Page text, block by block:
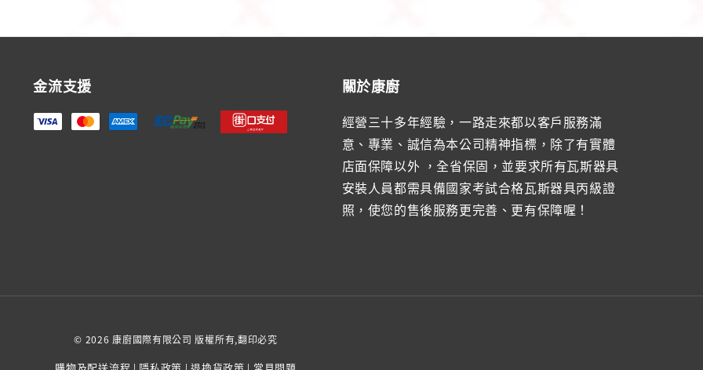
金流支援 關於康廚
經營三十多年經驗，一路走來都以客戶服務滿
意、專業、誠信為本公司精神指標，除了有實體
店面保障以外 ，全省保固，並要求所有瓦斯器具
安裝人員都需具備國家考試合格瓦斯器具丙級證
照，使您的售後服務更完善、更有保障喔！
© 2026 康廚國際有限公司 版權所有,翻印必究